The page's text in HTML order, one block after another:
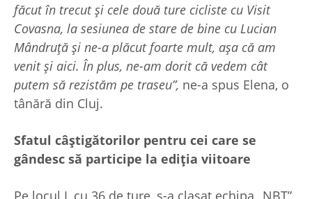
făcut în trecut și cele două ture cicliste cu Visit
Covasna, la sesiunea de stare de bine cu Lucian
Mândruță și ne-a plăcut foarte mult, așa că am
venit și aici. În plus, ne-am dorit că vedem cât
putem să rezistăm pe traseu”, ne-a spus Elena, o
tânără din Cluj.
Sfatul câștigătorilor pentru cei care se
gândesc să participe la ediția viitoare
Pe locul I, cu 36 de ture, s-a clasat echipa „NBT”